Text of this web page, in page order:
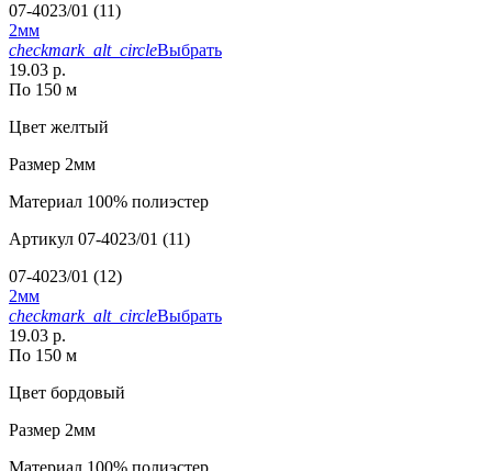
07-4023/01 (11)
2мм
checkmark_alt_circleВыбрать
19.03 р.
По 150 м
Цвет желтый
Размер 2мм
Материал 100% полиэстер
Артикул 07-4023/01 (11)
07-4023/01 (12)
2мм
checkmark_alt_circleВыбрать
19.03 р.
По 150 м
Цвет бордовый
Размер 2мм
Материал 100% полиэстер